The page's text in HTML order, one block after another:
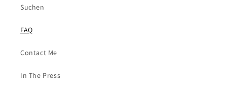
Suchen
FAQ
Contact Me
In The Press